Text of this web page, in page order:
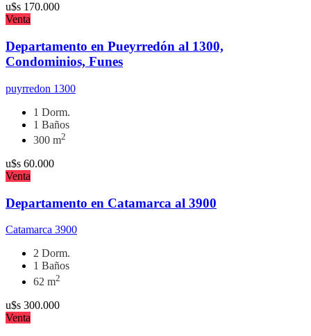
u$s 170.000
Venta
Departamento en Pueyrredón al 1300,
Condominios, Funes
puyrredon 1300
1 Dorm.
1 Baños
300 m2
u$s 60.000
Venta
Departamento en Catamarca al 3900
Catamarca 3900
2 Dorm.
1 Baños
62 m2
u$s 300.000
Venta